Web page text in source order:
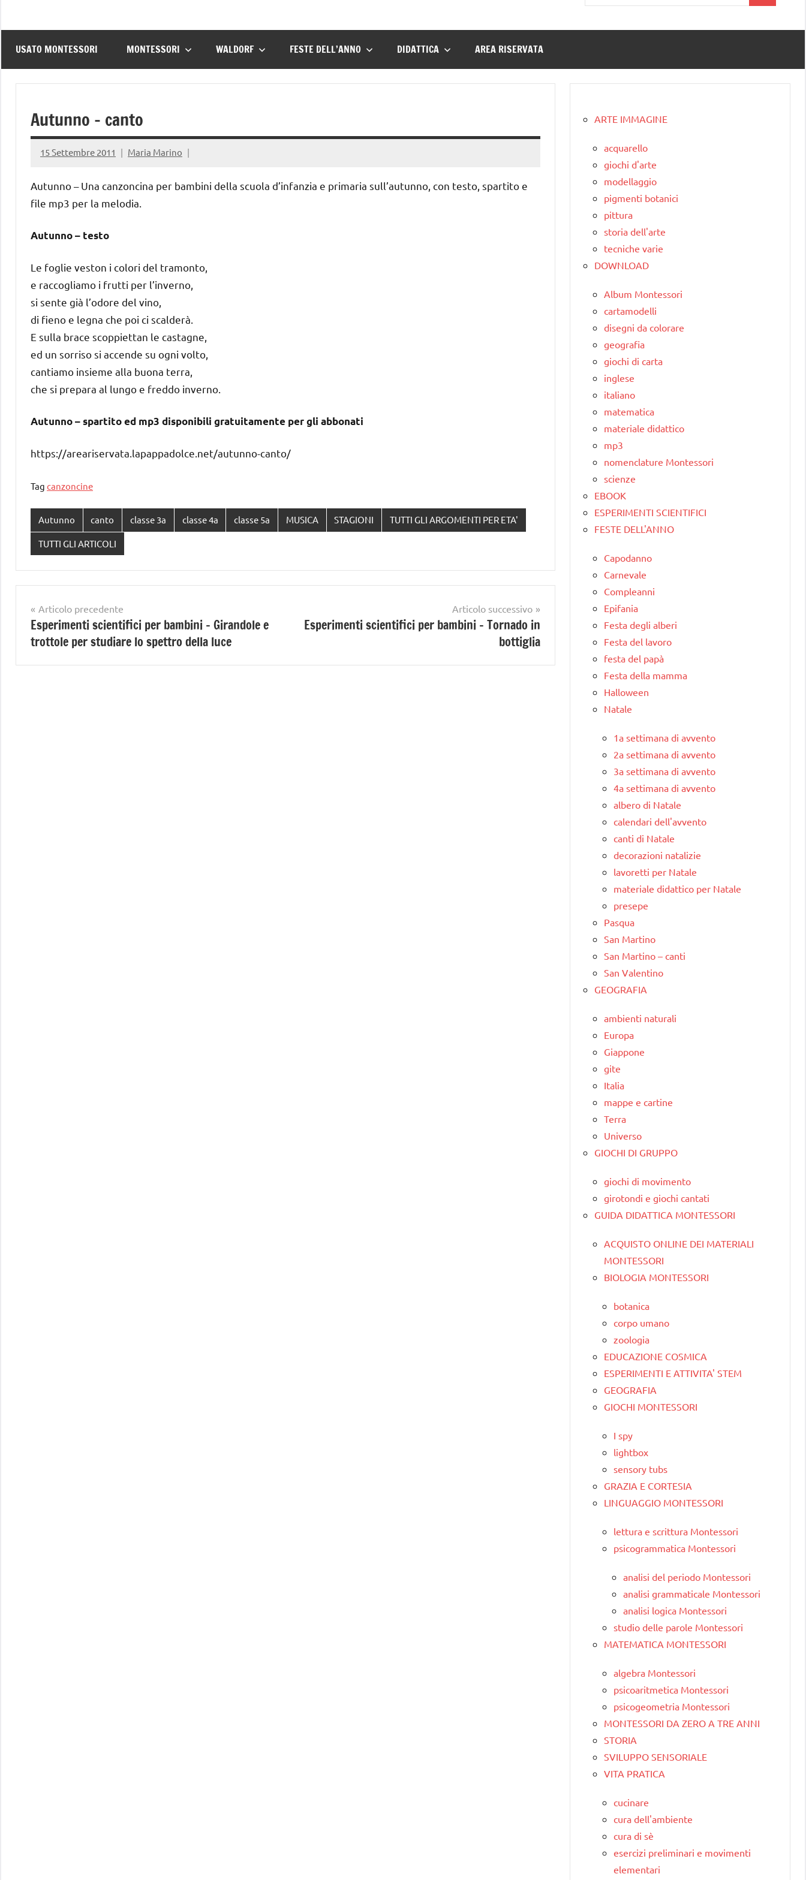
per:
USATO MONTESSORI MONTESSORI WALDORF FESTE DELL’ANNO DIDATTICA AREA RISERVATA
Autunno – canto
15 Settembre 2011 Maria Marino
Autunno – Una canzoncina per bambini della scuola d’infanzia e primaria sull’autunno, con testo, spartito e
file mp3 per la melodia.
Autunno – testo
Le foglie veston i colori del tramonto,
e raccogliamo i frutti per l’inverno,
si sente già l’odore del vino,
di fieno e legna che poi ci scalderà.
E sulla brace scoppiettan le castagne,
ed un sorriso si accende su ogni volto,
cantiamo insieme alla buona terra,
che si prepara al lungo e freddo inverno.
Autunno – spartito ed mp3 disponibili gratuitamente per gli abbonati
https://areariservata.lapappadolce.net/autunno-canto/
Tag canzoncine
Autunno canto classe 3a classe 4a classe 5a MUSICA STAGIONI TUTTI GLI ARGOMENTI PER ETA'
TUTTI GLI ARTICOLI
Navigazione
articoli
Articolo precedente
Esperimenti scientifici per bambini – Girandole e
trottole per studiare lo spettro della luce
Articolo successivo
Esperimenti scientifici per bambini – Tornado in
bottiglia
ARTE IMMAGINE
acquarello
giochi d'arte
modellaggio
pigmenti botanici
pittura
storia dell'arte
tecniche varie
DOWNLOAD
Album Montessori
cartamodelli
disegni da colorare
geografia
giochi di carta
inglese
italiano
matematica
materiale didattico
mp3
nomenclature Montessori
scienze
EBOOK
ESPERIMENTI SCIENTIFICI
FESTE DELL'ANNO
Capodanno
Carnevale
Compleanni
Epifania
Festa degli alberi
Festa del lavoro
festa del papà
Festa della mamma
Halloween
Natale
1a settimana di avvento
2a settimana di avvento
3a settimana di avvento
4a settimana di avvento
albero di Natale
calendari dell'avvento
canti di Natale
decorazioni natalizie
lavoretti per Natale
materiale didattico per Natale
presepe
Pasqua
San Martino
San Martino – canti
San Valentino
GEOGRAFIA
ambienti naturali
Europa
Giappone
gite
Italia
mappe e cartine
Terra
Universo
GIOCHI DI GRUPPO
giochi di movimento
girotondi e giochi cantati
GUIDA DIDATTICA MONTESSORI
ACQUISTO ONLINE DEI MATERIALI
MONTESSORI
BIOLOGIA MONTESSORI
botanica
corpo umano
zoologia
EDUCAZIONE COSMICA
ESPERIMENTI E ATTIVITA' STEM
GEOGRAFIA
GIOCHI MONTESSORI
I spy
lightbox
sensory tubs
GRAZIA E CORTESIA
LINGUAGGIO MONTESSORI
lettura e scrittura Montessori
psicogrammatica Montessori
analisi del periodo Montessori
analisi grammaticale Montessori
analisi logica Montessori
studio delle parole Montessori
MATEMATICA MONTESSORI
algebra Montessori
psicoaritmetica Montessori
psicogeometria Montessori
MONTESSORI DA ZERO A TRE ANNI
STORIA
SVILUPPO SENSORIALE
VITA PRATICA
cucinare
cura dell'ambiente
cura di sè
esercizi preliminari e movimenti
elementari